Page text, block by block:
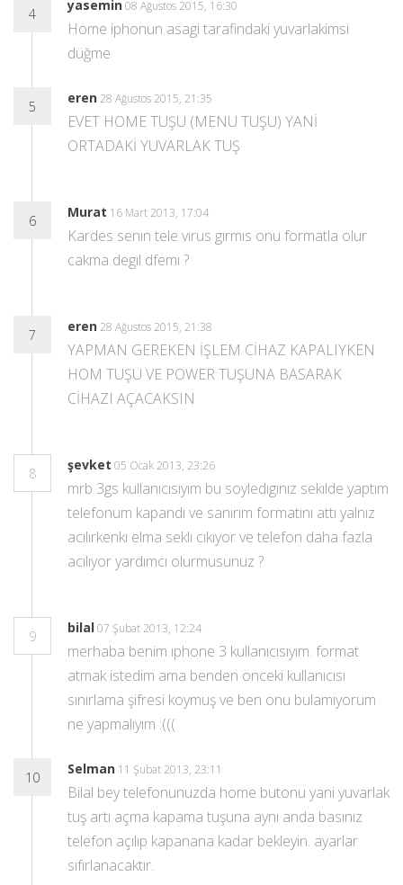
4
yasemin08 Ağustos 2015, 16:30
Home iphonun asagi tarafindaki yuvarlakimsi
düğme
5
eren 28 Ağustos 2015, 21:35
EVET HOME TUŞU (MENU TUŞU) YANİ
ORTADAKİ YUVARLAK TUŞ
6
Murat 16 Mart 2013, 17:04
Kardes senın tele vırus gırmıs onu formatla olur
cakma degıl dfemı ?
7
eren 28 Ağustos 2015, 21:38
YAPMAN GEREKEN İŞLEM CİHAZ KAPALIYKEN
HOM TUŞU VE POWER TUŞUNA BASARAK
CİHAZI AÇACAKSIN
8
şevket 05 Ocak 2013, 23:26
mrb 3gs kullanıcısıyım bu soyledıgınız sekılde yaptım
telefonum kapandı ve sanırım formatını attı yalnız
acılırkenkı elma seklı cıkıyor ve telefon daha fazla
acılıyor yardımcı olurmusunuz ?
9
bilal07 Şubat 2013, 12:24
merhaba benim ıphone 3 kullanıcısıyım. format
atmak istedim ama benden önceki kullanıcısı
sınırlama şifresi koymuş ve ben onu bulamıyorum
ne yapmalıyım :(((
10
Selman 11 Şubat 2013, 23:11
Bilal bey telefonunuzda home butonu yani yuvarlak
tuş artı açma kapama tuşuna aynı anda basınız
telefon açılıp kapanana kadar bekleyin. ayarlar
sıfırlanacaktır.